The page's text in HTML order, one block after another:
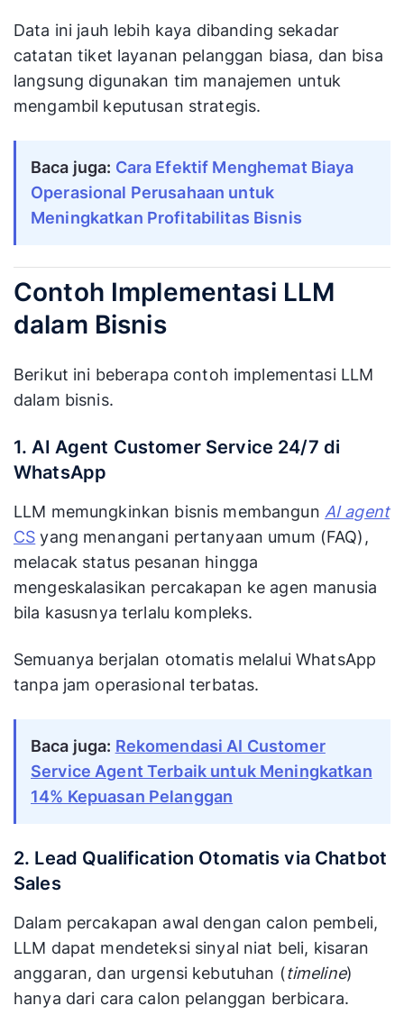
Data ini jauh lebih kaya dibanding sekadar
catatan tiket layanan pelanggan biasa, dan bisa
langsung digunakan tim manajemen untuk
mengambil keputusan strategis.
Baca juga: Cara Efektif Menghemat Biaya
Operasional Perusahaan untuk
Meningkatkan Profitabilitas Bisnis
Contoh Implementasi LLM
dalam Bisnis
Berikut ini beberapa contoh implementasi LLM
dalam bisnis.
1. AI Agent Customer Service 24/7 di
WhatsApp
LLM memungkinkan bisnis membangun AI agent
CS yang menangani pertanyaan umum (FAQ),
melacak status pesanan hingga
mengeskalasikan percakapan ke agen manusia
bila kasusnya terlalu kompleks.
Semuanya berjalan otomatis melalui WhatsApp
tanpa jam operasional terbatas.
Baca juga: Rekomendasi AI Customer
Service Agent Terbaik untuk Meningkatkan
14% Kepuasan Pelanggan
2. Lead Qualification Otomatis via Chatbot
Sales
Dalam percakapan awal dengan calon pembeli,
LLM dapat mendeteksi sinyal niat beli, kisaran
anggaran, dan urgensi kebutuhan (timeline)
hanya dari cara calon pelanggan berbicara.